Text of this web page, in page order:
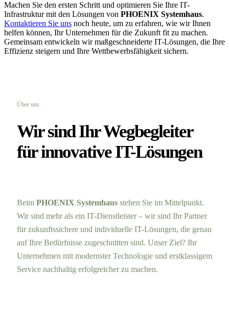
Machen Sie den ersten Schritt und optimieren Sie Ihre IT-
Infrastruktur mit den Lösungen von PHOENIX Systemhaus.
Kontaktieren Sie uns noch heute, um zu erfahren, wie wir Ihnen
helfen können, Ihr Unternehmen für die Zukunft fit zu machen.
Gemeinsam entwickeln wir maßgeschneiderte IT-Lösungen, die Ihre
Effizienz steigern und Ihre Wettbewerbsfähigkeit sichern.
Über uns
Wir sind Ihr Wegbegleiter
für innovative IT-Lösungen
Beim PHOENIX Systemhaus stehen Sie im Mittelpunkt.
Wir sind mehr als ein IT-Dienstleister – wir sind Ihr Partner
für zukunftssichere und individuelle IT-Lösungen, die genau
auf Ihre Bedürfnisse zugeschnitten sind. Unser Ziel? Ihr
Unternehmen mit modernster Technologie und erstklassigem
Service nachhaltig erfolgreicher zu machen.